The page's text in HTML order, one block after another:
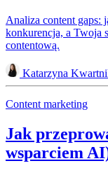
Analiza content gaps:
konkurencja, a Twoja
contentową.
Katarzyna
Content marketing
Jak
wsparciem